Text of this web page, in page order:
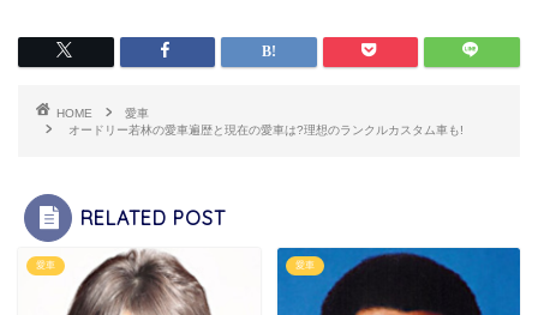
HOME
愛車
オードリー若林の愛車遍歴と現在の愛車は?理想のランクルカスタム車も!
RELATED POST
愛車 愛車